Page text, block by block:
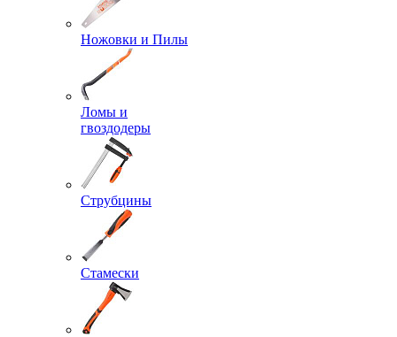
Ножовки и Пилы
Ломы и
гвоздодеры
Струбцины
Стамески